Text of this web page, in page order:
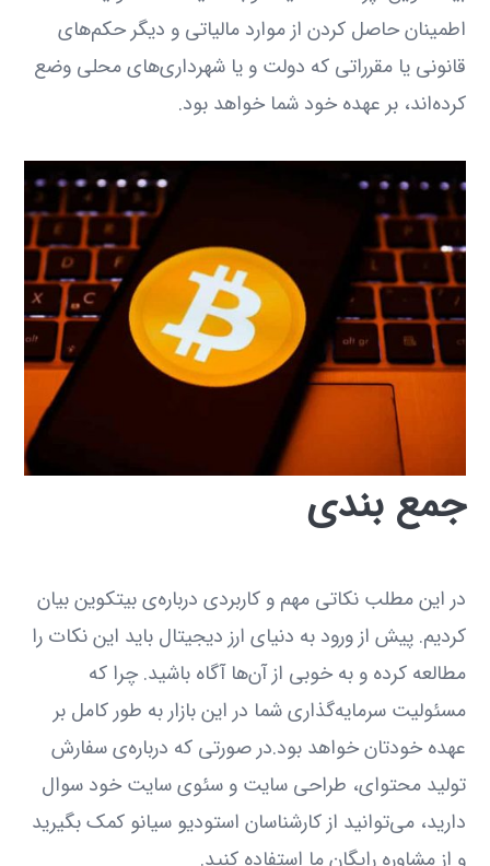
اطمینان حاصل کردن از موارد مالیاتی و دیگر حکم‌های
قانونی یا مقرراتی که دولت و یا شهرداری‌های محلی وضع
کرده‌اند، بر عهده خود شما خواهد بود.
جمع بندی
در این مطلب نکاتی مهم و کاربردی درباره‌ی بیتکوین بیان
کردیم. پیش از ورود به دنیای ارز دیجیتال باید این نکات را
مطالعه کرده و به خوبی از آن‌ها آگاه باشید. چرا که
مسئولیت سرمایه‌گذاری شما در این بازار به طور کامل بر
عهده خودتان خواهد بود.در صورتی که درباره‌ی سفارش
تولید محتوای، طراحی سایت و سئوی سایت خود سوال
دارید، می‌توانید از کارشناسان استودیو سیانو کمک بگیرید
و از مشاوره رایگان ما استفاده کنید.